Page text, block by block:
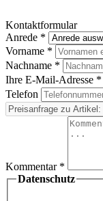
Kontaktformular
Anrede *
Vorname *
Nachname *
Ihre E-Mail-Adresse *
Telefon
Kommentar *
Datenschutz